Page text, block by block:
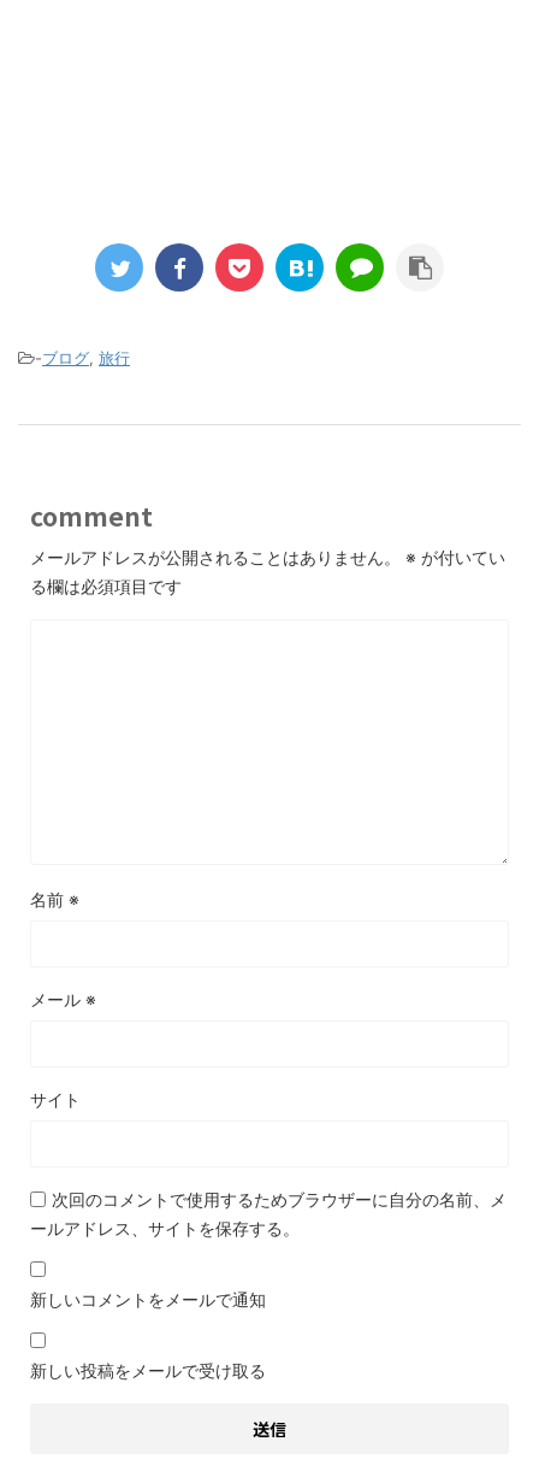
-ブログ, 旅行
comment
メールアドレスが公開されることはありません。 ※ が付いてい
る欄は必須項目です
名前 ※
メール ※
サイト
次回のコメントで使用するためブラウザーに自分の名前、メ
ールアドレス、サイトを保存する。
新しいコメントをメールで通知
新しい投稿をメールで受け取る